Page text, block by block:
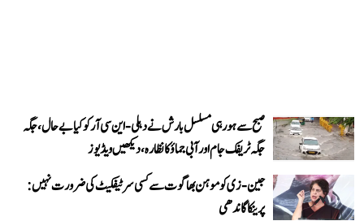
صبح سے ہو رہی مسلسل بارش نے دہلی-این سی آر کو کیا بے حال، جگہ
جگہ ٹریفک جام اور آبی جماؤ کا نظارہ، دیکھیں ویڈیوز
جین-زی کو موہن بھاگوت سے کسی سرٹیفکیٹ کی ضرورت نہیں:
پرینکا گاندھی